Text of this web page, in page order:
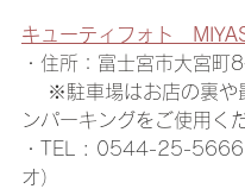
キューティフォト　
・住所：富士宮市大宮町
ンパーキングをご使用く
・TEL : 0544-25-5666
オ）